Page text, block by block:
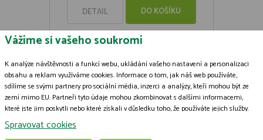
DETAIL DO KOŠÍKU
© 2009-2026 ČSOP Vlašim,všechna práva vyhrazena
Zásady zpracování souborů cookies
Grafický návrh
Vážíme si vašeho soukromí
K analýze návštěvnosti a funkcí webu, ukládání vašeho nastavení a personalizaci
obsahu a reklam využíváme cookies. Informace o tom, jak náš web používáte,
sdílíme se svými partnery pro sociální média, inzerci a analýzy, kteří mohou být ze
zemí mimo EU. Partneři tyto údaje mohou zkombinovat s dalšími informacemi,
které jste jim poskytli nebo které získali v důsledku toho, že používáte jejich služby.
Podrobné informace
Spravovat cookies